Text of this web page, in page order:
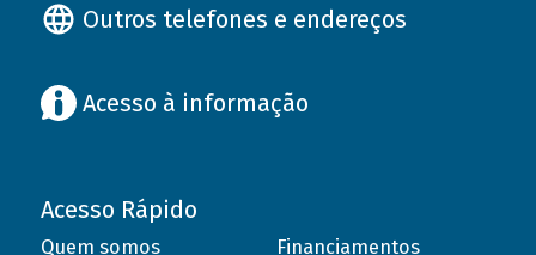
Outros telefones e endereços
Acesso à informação
Acesso Rápido
Quem somos
Financiamentos